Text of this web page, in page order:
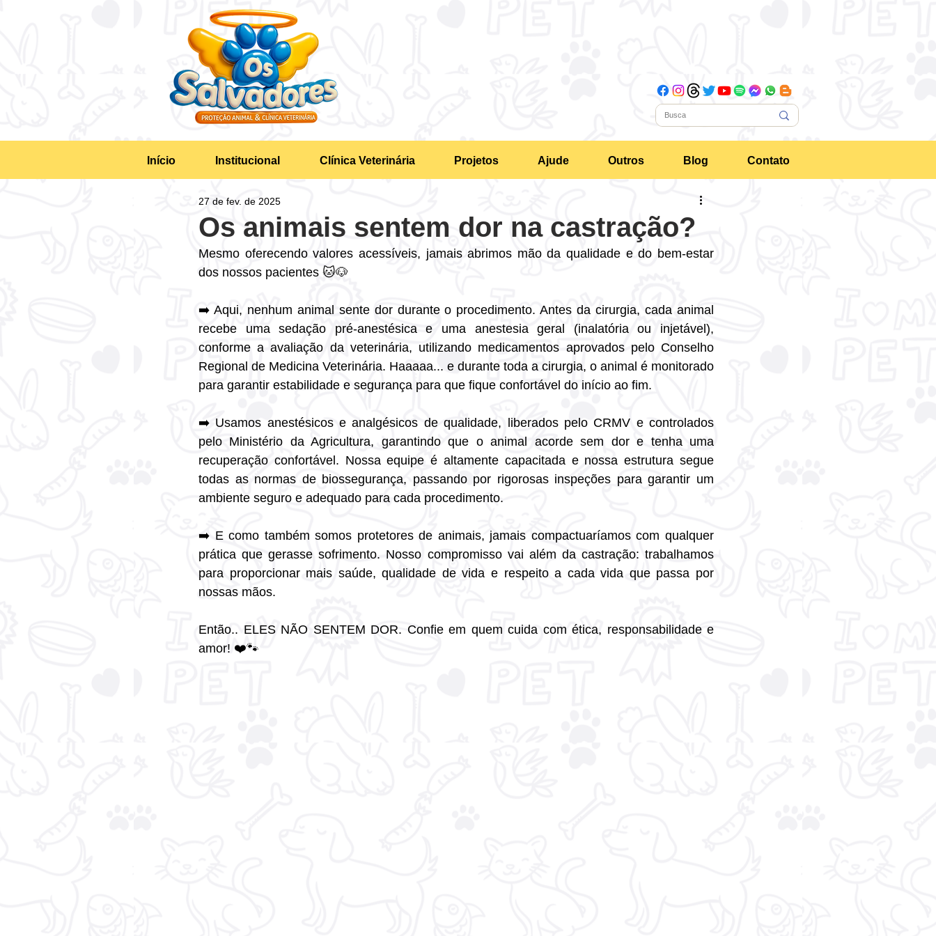
Início Institucional Clínica Veterinária Projetos Ajude Outros Blog Contato
Os animais sentem dor na castração?
27 de fev. de 2025
Mesmo oferecendo valores acessíveis, jamais abrimos mão da qualidade e do bem-estar
dos nossos pacientes 🐱🐶
➡️ Aqui, nenhum animal sente dor durante o procedimento. Antes da cirurgia, cada animal
recebe uma sedação pré-anestésica e uma anestesia geral (inalatória ou injetável),
conforme a avaliação da veterinária, utilizando medicamentos aprovados pelo Conselho
Regional de Medicina Veterinária. Haaaaa... e durante toda a cirurgia, o animal é monitorado
para garantir estabilidade e segurança para que fique confortável do início ao fim.
➡️ Usamos anestésicos e analgésicos de qualidade, liberados pelo CRMV e controlados
pelo Ministério da Agricultura, garantindo que o animal acorde sem dor e tenha uma
recuperação confortável. Nossa equipe é altamente capacitada e nossa estrutura segue
todas as normas de biossegurança, passando por rigorosas inspeções para garantir um
ambiente seguro e adequado para cada procedimento.
➡️ E como também somos protetores de animais, jamais compactuaríamos com qualquer
prática que gerasse sofrimento. Nosso compromisso vai além da castração: trabalhamos
para proporcionar mais saúde, qualidade de vida e respeito a cada vida que passa por
nossas mãos.
Então.. ELES NÃO SENTEM DOR. Confie em quem cuida com ética, responsabilidade e
amor! ❤️🐾